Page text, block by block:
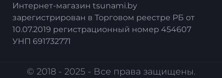
Интернет-магазин tsunami.by
зарегистрирован в Торговом реестре РБ от
10.07.2019 регистрационный номер 454607
УНП 691732771
© 2018 - 2025 - Все права защищены.